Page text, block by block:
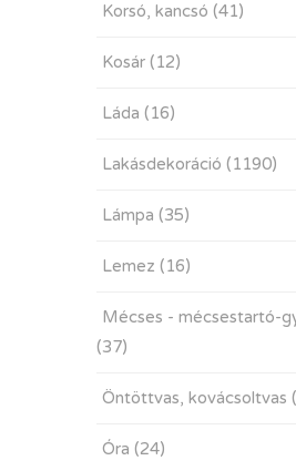
Korsó, kancsó (41)
Kosár (12)
Láda (16)
Lakásdekoráció (1190)
Lámpa (35)
Lemez (16)
Mécses - mécsestartó-
(37)
Öntöttvas, kovácsoltvas
Óra (24)